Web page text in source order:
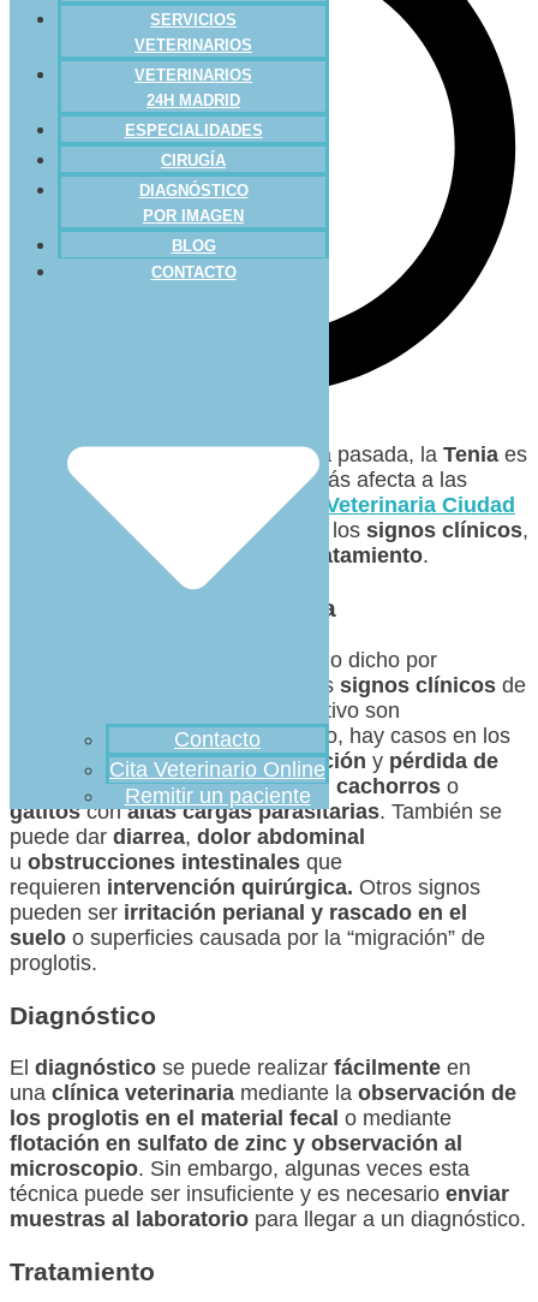
SERVICIOS
VETERINARIOS
VETERINARIOS
24H MADRID
ESPECIALIDADES
CIRUGÍA
DIAGNÓSTICO
POR IMAGEN
BLOG
CONTACTO
Contacto
Cita Veterinario Online
Remitir un paciente
Como os comentamos la semana pasada, la Tenia es
una de las
que más afecta a las
mascotas
Clínica Veterinaria Ciudad
de los Ángeles
, os hablamos de los signos clínicos,
diagnóstico tratamiento.
Signos clínicos de la Tenia
Una vez más, nos centramos en lo dicho por
, que explica que los signos clínicos de
parasitación en el huésped definitivo son
normalmente leves;sin embargo, hay casos en los
que se puede observarmalnutrición y pérdida de
. Esto se nota sobre todo en cachorros o
gatitosconaltas cargas parasitarias. También se
puede dar diarrea, dolor abdominal
u obstrucciones intestinales que
requieren intervención quirúrgica. Otros signos
pueden ser irritación perianal y rascado en el
suelo o superficies causada por la “migración” de
proglotis.
Diagnóstico
El diagnóstico se puede realizar fácilmente en
una clínica veterinaria mediante la observación de
los proglotis en el material fecal o mediante
flotación en sulfato de zinc y observación al
microscopio. Sin embargo, algunas veces esta
técnica puede ser insuficiente y es necesario enviar
muestras al laboratorio para llegar a un diagnóstico.
Tratamiento